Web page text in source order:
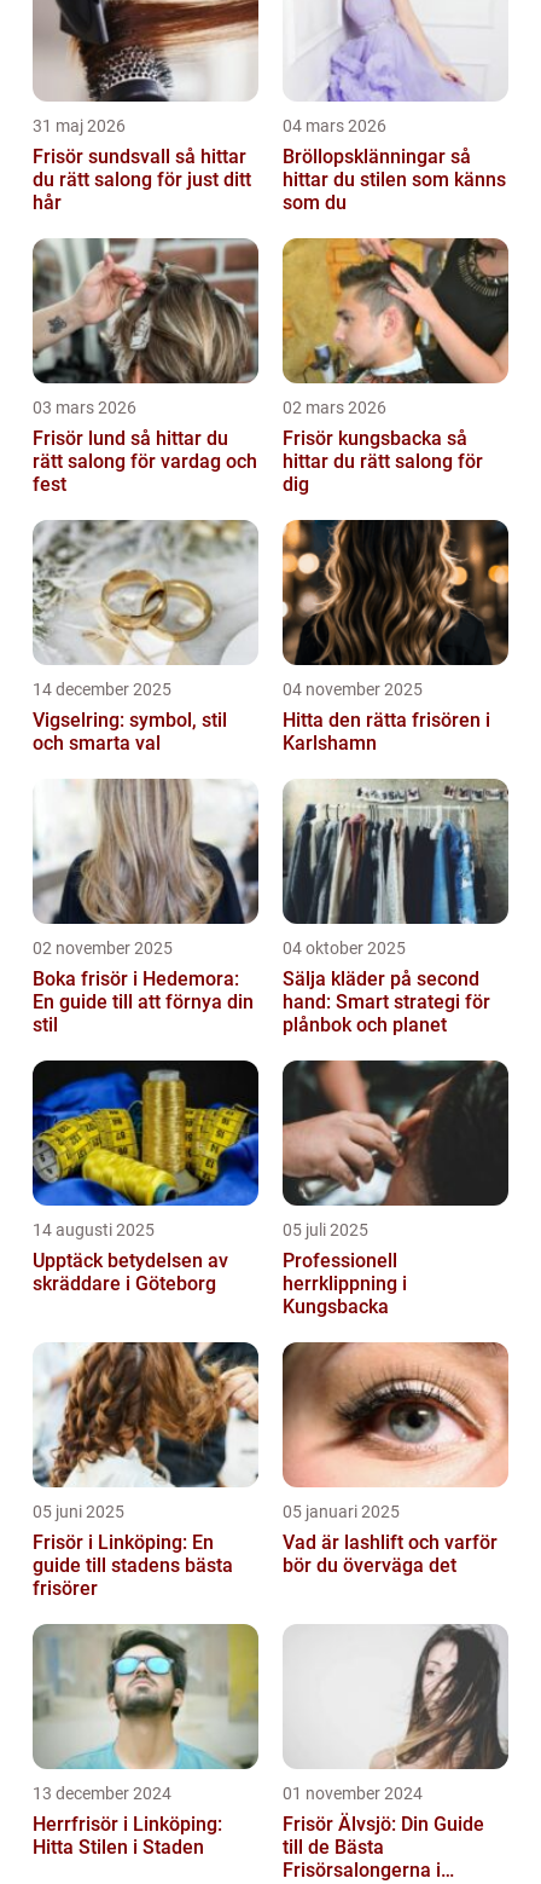
31 maj 2026
Frisör sundsvall så hittar
du rätt salong för just ditt
hår
04 mars 2026
Bröllopsklänningar så
hittar du stilen som känns
som du
03 mars 2026
Frisör lund så hittar du
rätt salong för vardag och
fest
02 mars 2026
Frisör kungsbacka så
hittar du rätt salong för
dig
14 december 2025
Vigselring: symbol, stil
och smarta val
04 november 2025
Hitta den rätta frisören i
Karlshamn
02 november 2025
Boka frisör i Hedemora:
En guide till att förnya din
stil
04 oktober 2025
Sälja kläder på second
hand: Smart strategi för
plånbok och planet
14 augusti 2025
Upptäck betydelsen av
skräddare i Göteborg
05 juli 2025
Professionell
herrklippning i
Kungsbacka
05 juni 2025
Frisör i Linköping: En
guide till stadens bästa
frisörer
05 januari 2025
Vad är lashlift och varför
bör du överväga det
13 december 2024
Herrfrisör i Linköping:
Hitta Stilen i Staden
01 november 2024
Frisör Älvsjö: Din Guide
till de Bästa
Frisörsalongerna i